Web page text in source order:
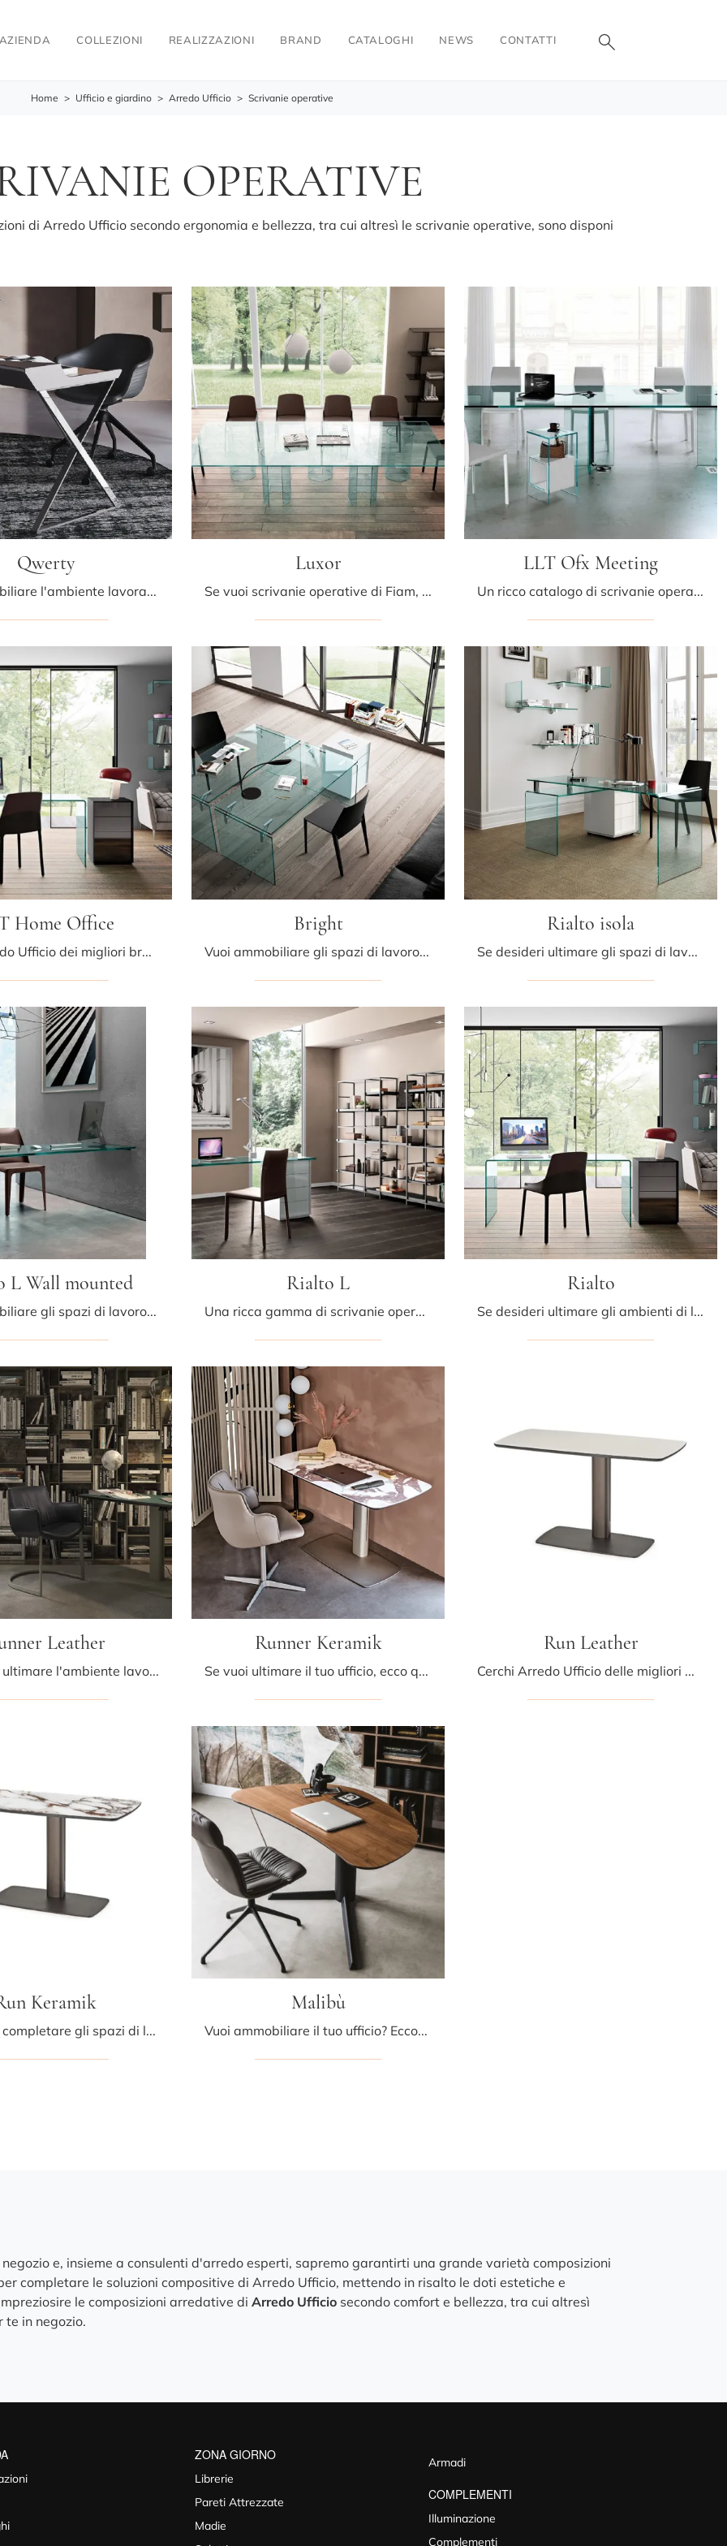
COLLEZIONI REALIZZAZIONI BRAND CATALOGHI NEWS CONTATTI
Home > Ufficio e giardino > Arredo Ufficio > Scrivanie operative
OPERATIVE
di Arredo Ufficio secondo ergonomia e bellezza, tra cui altresì le scrivanie operative, sono disponi
Qwerty
Vuoi ammobiliare l'ambiente lavorativo? Ecco qui diverse proposte di scrivanie operative in metallo, come il modello Qwerty di Cattelan Italia.
Luxor
Se vuoi scrivanie operative di Fiam, clicca e scopri di più sul modello Luxor in vetro per l'ambiente lavorativo!
LLT Ofx Meeting
Un ricco catalogo di scrivanie operative in vetro ti attende! Il modello LLT Ofx Meeting di Fiam ti attende!
Home Office
Cerchi Arredo Ufficio dei migliori brand? Scopri le differenti soluzioni di scrivanie operative in vetro, come il modello LLT Home Office di Fiam.
Bright
Vuoi ammobiliare gli spazi di lavoro? Ti presentiamo varie proposte di scrivanie operative in vetro, come il modello Bright di Fiam.
Rialto isola
Se desideri ultimare gli spazi di lavoro, ti presentiamo il modello Rialto isola di Fiam tra diverse proposte di scrivanie operative.
L Wall mounted
Vuoi ammobiliare gli spazi di lavoro? Ti presentiamo diverse proposte di scrivanie operative in vetro, come il modello Rialto L Wall mounted di Fiam.
Rialto L
Una ricca gamma di scrivanie operative in vetro ti aspetta! Il modello Rialto L di Fiam ti aspetta!
Rialto
Se desideri ultimare gli ambienti di lavoro, eccoti il modello Rialto di Fiam tra differenti soluzioni di scrivanie operative.
Leather
Se desideri ultimare l'ambiente lavorativo, ti presentiamo il modello Runner Leather di Cattelan Italia tra differenti soluzioni di scrivanie ...
Runner Keramik
Se vuoi ultimare il tuo ufficio, ecco qui il modello Runner Keramik di Cattelan Italia tra differenti soluzioni di scrivanie operative.
Run Leather
Cerchi Arredo Ufficio delle migliori marche? Scopri le diverse proposte di scrivanie operative in pelle, come il modello Run Leather di Cattelan ...
Keramik
Se desideri completare gli spazi di lavoro, ti presentiamo il modello Run Keramik di Cattelan Italia tra differenti soluzioni di scrivanie operative.
Malibù
Vuoi ammobiliare il tuo ufficio? Eccoti differenti proposte di scrivanie operative in legno, come il modello Malibù di Cattelan Italia.
e, insieme a consulenti d'arredo esperti, sapremo garantirti una grande varietà composizioni
completare le soluzioni compositive di Arredo Ufficio, mettendo in risalto le doti estetiche e
le composizioni arredative di Arredo Ufficio secondo comfort e bellezza, tra cui altresì
te in negozio.
ZONA GIORNO
Librerie
Pareti Attrezzate
Madie
Armadi
COMPLEMENTI
Illuminazione
Complementi